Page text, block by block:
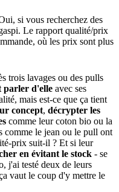
si vous recherchez des
Le rapport qualité/prix
où les prix sont plus
trois lavages ou des pulls
parler d'elle avec ses
mais est-ce que ça tient
concept, décrypter les
comme leur coton bio ou la
comme le jean ou le pull ont
prix suit-il ? Et si leur
en évitant le stock - se
j'ai testé deux de leurs
vaut le coup d'y mettre le